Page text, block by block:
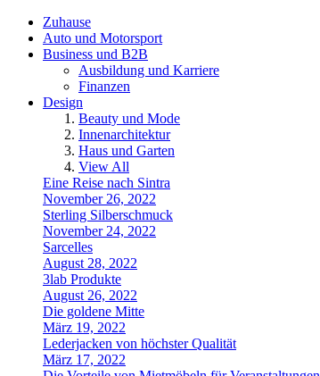
Zuhause
Auto und Motorsport
Business und B2B
Ausbildung und Karriere
Finanzen
Design
Beauty und Mode
Innenarchitektur
Haus und Garten
View All
Eine Reise nach Sintra
November 26, 2022
Sterling Silberschmuck
November 24, 2022
Sarcelles
August 28, 2022
3lab Produkte
August 26, 2022
Die goldene Mitte
März 19, 2022
Lederjacken von höchster Qualität
März 17, 2022